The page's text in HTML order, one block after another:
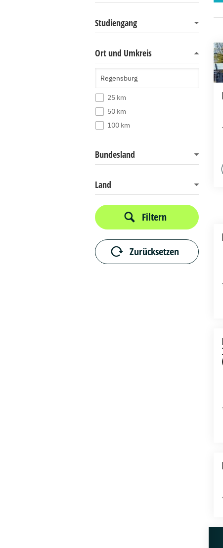
Studiengang
Ort und Umkreis
25 km
50 km
100 km
Bundesland
Land
Filtern
Zurücksetzen